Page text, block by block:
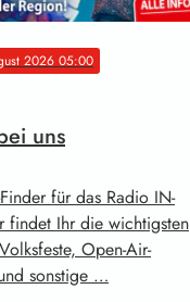
2026 05:00
uns
für das Radio IN-
findet Ihr die wichtigsten
Open-Air-
sonstige …